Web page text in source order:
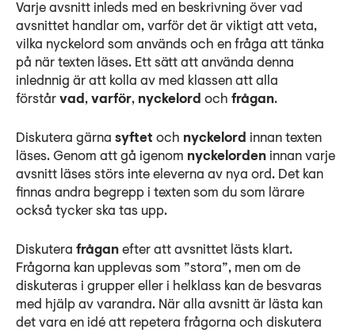
Varje avsnitt inleds med en beskrivning över vad
avsnittet handlar om, varför det är viktigt att veta,
vilka nyckelord som används och en fråga att tänka
på när texten läses. Ett sätt att använda denna
inlednnig är att kolla av med klassen att alla
förstår vad, varför, nyckelord och frågan.
Diskutera gärna syftet och nyckelord innan texten
läses. Genom att gå igenom nyckelorden innan varje
avsnitt läses störs inte eleverna av nya ord. Det kan
finnas andra begrepp i texten som du som lärare
också tycker ska tas upp.
Diskutera frågan efter att avsnittet lästs klart.
Frågorna kan upplevas som ”stora”, men om de
diskuteras i grupper eller i helklass kan de besvaras
med hjälp av varandra. När alla avsnitt är lästa kan
det vara en idé att repetera frågorna och diskutera